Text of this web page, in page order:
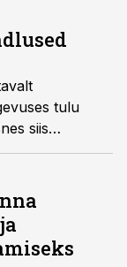
et
ning saavad
et järjest
tehakse
valdkonna
tulu
siis
tulevikus